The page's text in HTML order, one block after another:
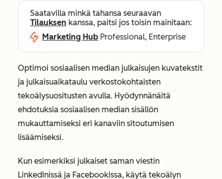
Saatavilla minkä tahansa seuraavan
Tilauksen kanssa, paitsi jos toisin mainitaan:
Marketing Hub Professional, Enterprise
Optimoi sosiaalisen median julkaisujen kuvatekstit
ja julkaisuaikataulu verkostokohtaisten
tekoälysuositusten avulla. Hyödynnänäitä
ehdotuksia sosiaalisen median sisällön
mukauttamiseksi eri kanaviin sitoutumisen
lisäämiseksi.
Kun esimerkiksi julkaiset saman viestin
LinkedInissä ja Facebookissa, käytä tekoälyn